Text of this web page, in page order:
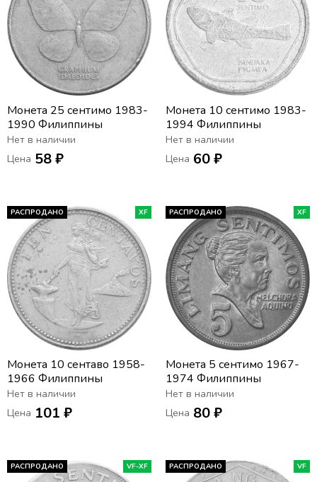
Монета 25 сентимо 1983-
1990 Филиппины
Нет в наличии
Цена 58 ₽
Монета 10 сентимо 1983-
1994 Филиппины
Нет в наличии
Цена 60 ₽
РАСПРОДАНО XF
Монета 10 сентаво 1958-
1966 Филиппины
Нет в наличии
Цена 101 ₽
РАСПРОДАНО XF
Монета 5 сентимо 1967-
1974 Филиппины
Нет в наличии
Цена 80 ₽
РАСПРОДАНО VF-XF РАСПРОДАНО VF